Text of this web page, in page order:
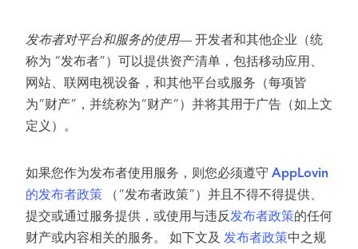
发布者对平台和服务的使用— 开发者和其他企业（统
称为 “发布者”）可以提供资产清单，包括移动应用、
网站、联网电视设备，和其他平台或服务（每项皆
为“财产”，并统称为“财产”）并将其用于广告（如上文
定义）。
如果您作为发布者使用服务，则您必须遵守 AppLovin
的发布者政策 （“发布者政策”）并且不得不得提供、
提交或通过服务提供，或使用与违反发布者政策的任何
财产或内容相关的服务。 如下文及 发布者政策中之规